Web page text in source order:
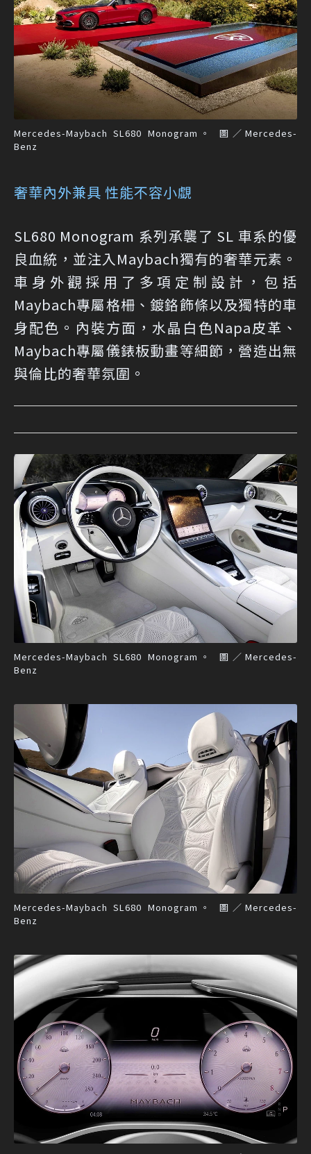
Mercedes-Maybach SL680 Monogram。 圖／Mercedes-
Benz
奢華內外兼具 性能不容小覷
SL680 Monogram 系列承襲了 SL 車系的優
良血統，並注入Maybach獨有的奢華元素。
車身外觀採用了多項定制設計，包括
Maybach專屬格柵、鍍鉻飾條以及獨特的車
身配色。內裝方面，水晶白色Napa皮革、
Maybach專屬儀錶板動畫等細節，營造出無
與倫比的奢華氛圍。
Mercedes-Maybach SL680 Monogram。 圖／Mercedes-
Benz
Mercedes-Maybach SL680 Monogram。 圖／Mercedes-
Benz